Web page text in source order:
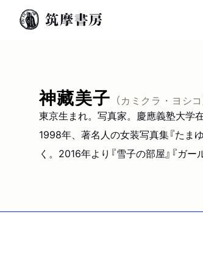
神藏美子 （カミクラ・ヨシコ
東京生まれ。写真家。慶應義塾大学
1998年、著名人の女装写真集『たまゆ
く。2016年より『雪子の部屋』『ガ